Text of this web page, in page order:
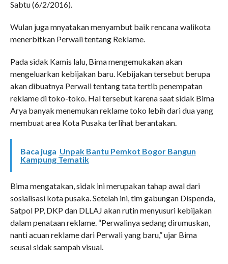
Sabtu (6/2/2016).
Wulan juga mnyatakan menyambut baik rencana walikota
menerbitkan Perwali tentang Reklame.
Pada sidak Kamis lalu, Bima mengemukakan akan
mengeluarkan kebijakan baru. Kebijakan tersebut berupa
akan dibuatnya Perwali tentang tata tertib penempatan
reklame di toko-toko. Hal tersebut karena saat sidak Bima
Arya banyak menemukan reklame toko lebih dari dua yang
membuat area Kota Pusaka terlihat berantakan.
Baca juga Unpak Bantu Pemkot Bogor Bangun
Kampung Tematik
Bima mengatakan, sidak ini merupakan tahap awal dari
sosialisasi kota pusaka. Setelah ini, tim gabungan Dispenda,
Satpol PP, DKP dan DLLAJ akan rutin menyusuri kebijakan
dalam penataan reklame. “Perwalinya sedang dirumuskan,
nanti acuan reklame dari Perwali yang baru,” ujar Bima
seusai sidak sampah visual.